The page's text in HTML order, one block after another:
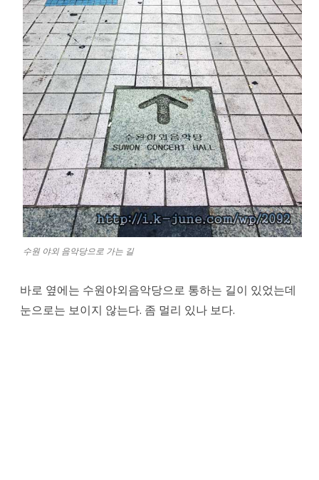
수원 야외 음악당으로 가는 길
바로 옆에는 수원야외음악당으로 통하는 길이 있었는데
눈으로는 보이지 않는다. 좀 멀리 있나 보다.